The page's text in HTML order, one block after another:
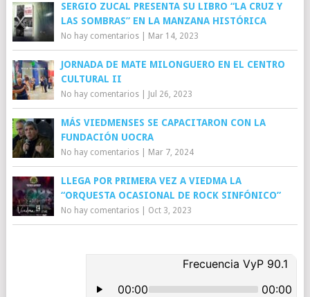
SERGIO ZUCAL PRESENTA SU LIBRO “LA CRUZ Y
LAS SOMBRAS” EN LA MANZANA HISTÓRICA
No hay comentarios| Mar 14, 2023
JORNADA DE MATE MILONGUERO EN EL CENTRO
CULTURAL II
No hay comentarios| Jul 26, 2023
MÁS VIEDMENSES SE CAPACITARON CON LA
FUNDACIÓN UOCRA
No hay comentarios| Mar 7, 2024
LLEGA POR PRIMERA VEZ A VIEDMA LA
“ORQUESTA OCASIONAL DE ROCK SINFÓNICO”
No hay comentarios| Oct 3, 2023